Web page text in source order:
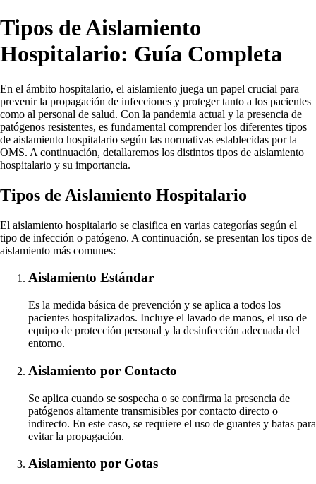
Tipos de Aislamiento
Hospitalario: Guía Completa
En el ámbito hospitalario, el aislamiento juega un papel crucial para
prevenir la propagación de infecciones y proteger tanto a los pacientes
como al personal de salud. Con la pandemia actual y la presencia de
patógenos resistentes, es fundamental comprender los diferentes tipos
de aislamiento hospitalario según las normativas establecidas por la
OMS. A continuación, detallaremos los distintos tipos de aislamiento
hospitalario y su importancia.
Tipos de Aislamiento Hospitalario
El aislamiento hospitalario se clasifica en varias categorías según el
tipo de infección o patógeno. A continuación, se presentan los tipos de
aislamiento más comunes:
Aislamiento Estándar
Es la medida básica de prevención y se aplica a todos los
pacientes hospitalizados. Incluye el lavado de manos, el uso de
equipo de protección personal y la desinfección adecuada del
entorno.
Aislamiento por Contacto
Se aplica cuando se sospecha o se confirma la presencia de
patógenos altamente transmisibles por contacto directo o
indirecto. En este caso, se requiere el uso de guantes y batas para
evitar la propagación.
Aislamiento por Gotas